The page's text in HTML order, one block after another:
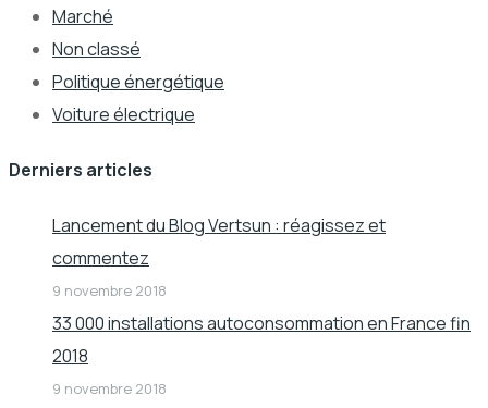
Marché
Non classé
Politique énergétique
Voiture électrique
Derniers articles
Lancement du Blog Vertsun : réagissez et
commentez
9 novembre 2018
33 000 installations autoconsommation en France fin
2018
9 novembre 2018